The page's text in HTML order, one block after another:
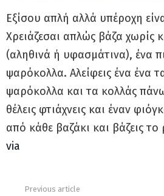
Εξίσου απλή αλλά υπέροχη
Χρειάζεσαι απλώς βάζα χωρίς
(αληθινά ή υφασμάτινα), ένα
ψαρόκολλα. Αλείφεις ένα ένα
ψαρόκολλα και τα κολλάς
θέλεις φτιάχνεις και έναν
από κάθε βαζάκι και βάζεις
via
Previous article